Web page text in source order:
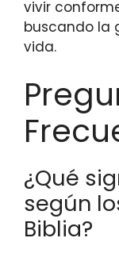
vivir
buscando la
vida.
¿Qué
según
Biblia?